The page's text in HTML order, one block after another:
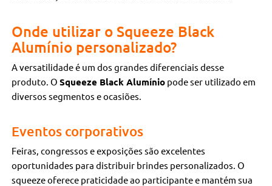
Onde utilizar o Squeeze Black
Alumínio personalizado?
A versatilidade é um dos grandes diferenciais desse
produto. OSqueeze Black Alumínio pode ser utilizado em
diversos segmentos e ocasiões.
Eventos corporativos
Feiras, congressos e exposições são excelentes
oportunidades para distribuir brindes personalizados. O
squeeze oferece praticidade ao participante e mantém sua